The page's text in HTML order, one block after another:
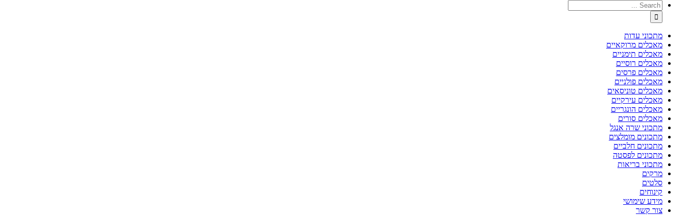
מתכוני עדות
מאכלים מרוקאיים
מאכלים תימניים
מאכלים רוסיים
מאכלים פרסים
מאכלים פולניים
מאכלים טוניסאים
מאכלים עירקיים
מאכלים הונגריים
מאכלים סורים
מתכוני שרה אנגל
מתכונים מומלצים
מתכונים חלביים
מתכונים לפסטה
מתכוני בריאות
מרקים
סלטים
קינוחים
מידע שימושי
צור קשר